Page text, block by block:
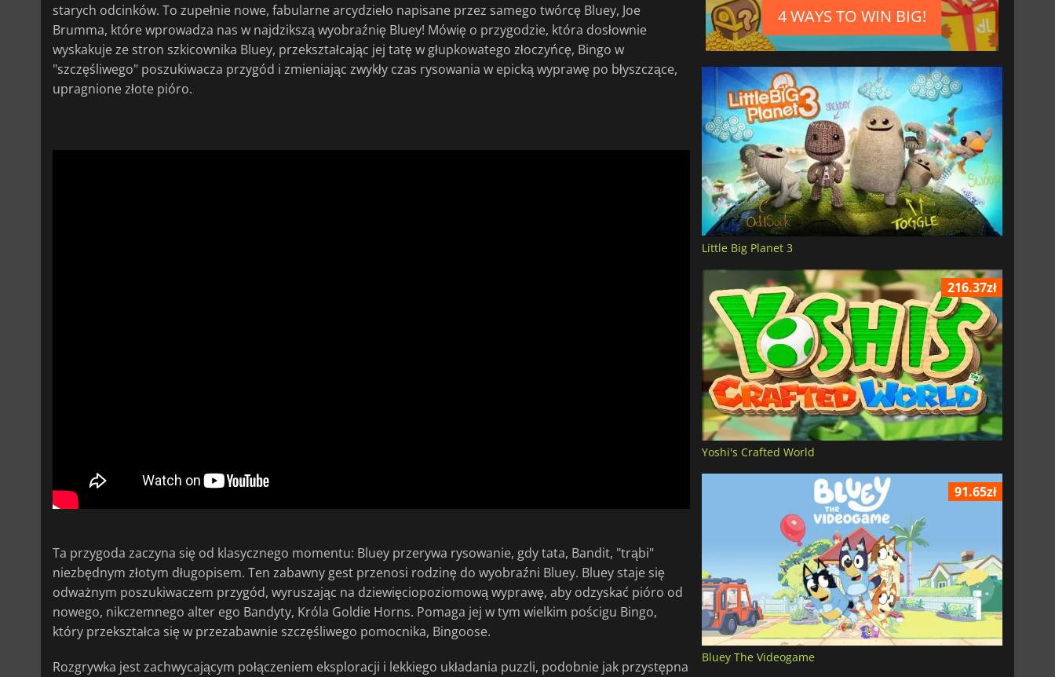
starych odcinków. To zupełnie nowe, fabularne arcydzieło napisane przez samego twórcę Bluey, Joe
Brumma, które wprowadza nas w najdzikszą wyobraźnię Bluey! Mówię o przygodzie, która dosłownie
wyskakuje ze stron szkicownika Bluey, przekształcając jej tatę w głupkowatego złoczyńcę, Bingo w
"szczęśliwego" poszukiwacza przygód i zmieniając zwykły czas rysowania w epicką wyprawę po błyszczące,
upragnione złote pióro.
Ta przygoda zaczyna się od klasycznego momentu: Bluey przerywa rysowanie, gdy tata, Bandit, "trąbi"
niezbędnym złotym długopisem. Ten zabawny gest przenosi rodzinę do wyobraźni Bluey. Bluey staje się
odważnym poszukiwaczem przygód, wyruszając na dziewięciopoziomową wyprawę, aby odzyskać pióro od
nowego, nikczemnego alter ego Bandyty, Króla Goldie Horns. Pomaga jej w tym wielkim pościgu Bingo,
który przekształca się w przezabawnie szczęśliwego pomocnika, Bingoose.
Rozgrywka jest zachwycającym połączeniem eksploracji i lekkiego układania puzzli, podobnie jak przystępna
4 WAYS TO WIN BIG!
Little Big Planet 3
216.37zł
Yoshi's Crafted World
91.65zł
Bluey The Videogame